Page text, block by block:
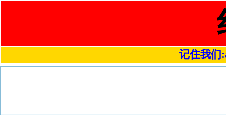
记住我们